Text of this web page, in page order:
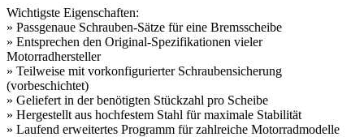
Wichtigste Eigenschaften:
» Passgenaue Schrauben-Sätze für eine Bremsscheibe
» Entsprechen den Original-Spezifikationen vieler
Motorradhersteller
» Teilweise mit vorkonfigurierter Schraubensicherung
(vorbeschichtet)
» Geliefert in der benötigten Stückzahl pro Scheibe
» Hergestellt aus hochfestem Stahl für maximale Stabilität
» Laufend erweitertes Programm für zahlreiche Motorradmodelle